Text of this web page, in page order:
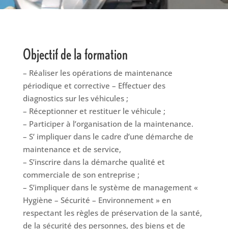
Objectif de la formation
– Réaliser les opérations de maintenance
périodique et corrective – Effectuer des
diagnostics sur les véhicules ;
– Réceptionner et restituer le véhicule ;
– Participer à l’organisation de la maintenance.
– S’ impliquer dans le cadre d’une démarche de
maintenance et de service,
– S’inscrire dans la démarche qualité et
commerciale de son entreprise ;
– S’impliquer dans le système de management «
Hygiène – Sécurité – Environnement » en
respectant les règles de préservation de la santé,
de la sécurité des personnes, des biens et de